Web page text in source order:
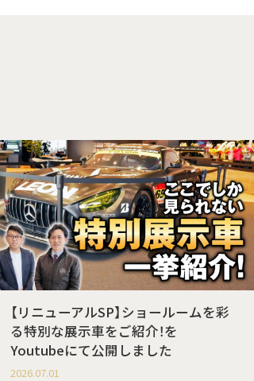
【リニューアルSP】ショールームを彩
る特別な展示車をご紹介！を
Youtubeにて公開しました
2026.07.01